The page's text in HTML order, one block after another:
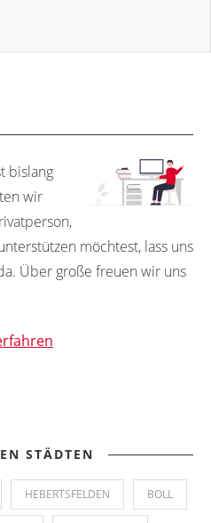
bislang
wir
möchtest, lass uns
Über große freuen wir uns
STÄDTEN
HEBERTSFELDEN BOLL